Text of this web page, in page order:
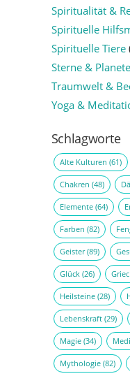
Spiritualität &
Spirituelle
Spirituelle Tiere
Sterne &
Traumwelt &
Yoga &
Schlagworte
Alte Kulturen (61)
Chakren (48)
Elemente(64)
Farben (82)
Geister(89)
Glück(26)
Heilsteine(28)
Lebenskraft(29)
Magie(34)
Mythologie(82)